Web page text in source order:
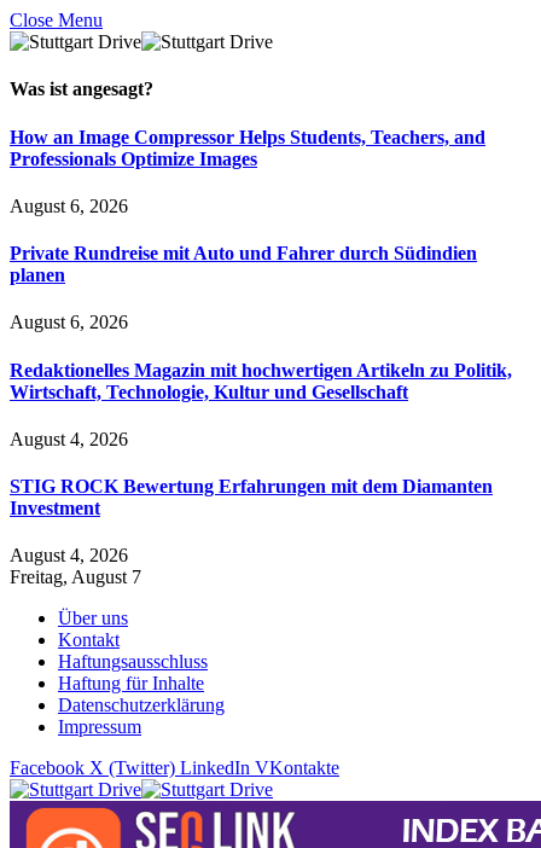
Close Menu
Was ist angesagt?
How an Image Compressor Helps Students, Teachers, and
Professionals Optimize Images
August 6, 2026
Private Rundreise mit Auto und Fahrer durch Südindien
planen
August 6, 2026
Redaktionelles Magazin mit hochwertigen Artikeln zu Politik,
Wirtschaft, Technologie, Kultur und Gesellschaft
August 4, 2026
STIG ROCK Bewertung Erfahrungen mit dem Diamanten
Investment
August 4, 2026
Freitag, August 7
Über uns
Kontakt
Haftungsausschluss
Haftung für Inhalte
Datenschutzerklärung
Impressum
Facebook X (Twitter) LinkedIn VKontakte